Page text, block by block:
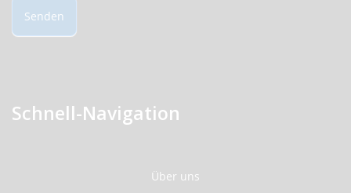
Senden
Schnell-Navigation
Über uns